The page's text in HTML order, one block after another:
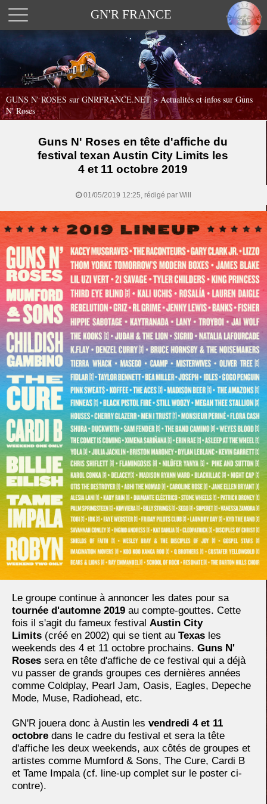
GN'R FRANCE
GUNS N' ROSES sur GNRFRANCE.NET>Actualités et infos sur Guns
N' Roses
Guns N' Roses en tête d'affiche du
festival texan Austin City Limits les
4 et 11 octobre 2019
01/05/2019 12:25, rédigé par Will
Le groupe continue à annoncer les dates pour sa
tournée d'automne 2019 au compte-gouttes. Cette
fois il s'agit du fameux festival Austin City
Limits (créé en 2002) qui se tient au Texas les
weekends des 4 et 11 octobre prochains. Guns N'
Roses sera en tête d'affiche de ce festival qui a déjà
vu passer de grands groupes ces dernières années
comme Coldplay, Pearl Jam, Oasis, Eagles, Depeche
Mode, Muse, Radiohead, etc.
GN'R jouera donc à Austin les vendredi 4 et 11
octobre dans le cadre du festival et sera la tête
d'affiche les deux weekends, aux côtés de groupes et
artistes comme Mumford & Sons, The Cure, Cardi B
et Tame Impala (cf. line-up complet sur le poster ci-
contre).